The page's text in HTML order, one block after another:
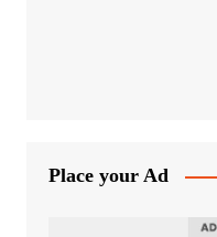
Place your Ad